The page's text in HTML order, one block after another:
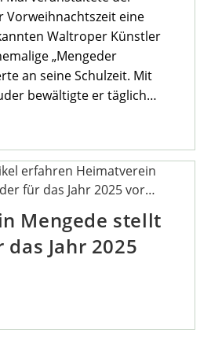
Vorweihnachtszeit eine
Waltroper Künstler
„Mengeder
an seine Schulzeit. Mit
bewältigte er täglich…
Mengede stellt
Jahr 2025